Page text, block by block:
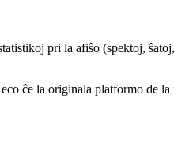
pri la afiŝo (spektoj,
ĉe la originala platformo de